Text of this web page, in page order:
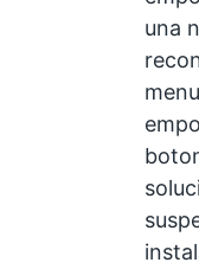
una